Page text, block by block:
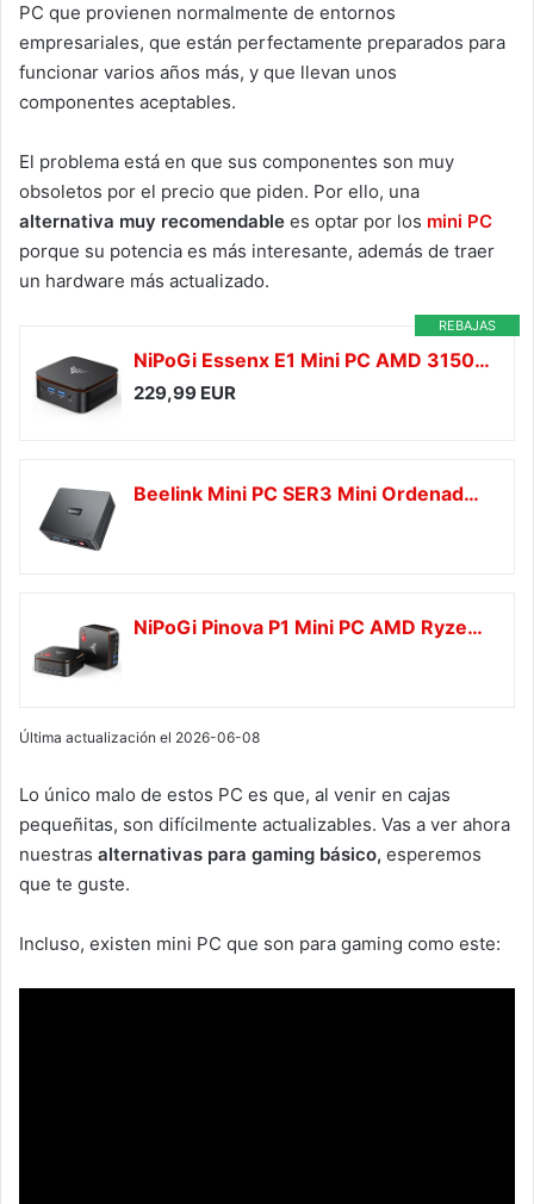
PC que provienen normalmente de entornos
empresariales, que están perfectamente preparados para
funcionar varios años más, y que llevan unos
componentes aceptables.
El problema está en que sus componentes son muy
obsoletos por el precio que piden. Por ello, una
alternativa muy recomendable es optar por los mini PC
porque su potencia es más interesante, además de traer
un hardware más actualizado.
REBAJAS
NiPoGi Essenx E1 Mini PC AMD 3150U W-11 Pro(hasta 3,3GHz), 8GB DDR4 256GB SSD Mini Ordenadores, 4K@60Hz Dual Pantalla HDMI +DP, Wi-Fi 5/BT 4.2/LAN/15W, Micro PC para Escuela/Negocios/Hogar
229,99 EUR
Beelink Mini PC SER3 Mini Ordenador de Sobremesa con AMD Ryzen 3 3200U (2C/4T, hasta 3,5 GHz), 8GB SO-DIMM DDR4 + 500GB M.2 PCIe3.0x4 SSD, Soporte 4K HD/BT 5.0/Wi-Fi 5/1000Mbps LAN/Dual HDMI
NiPoGi Pinova P1 Mini PC AMD Ryzen 4300U W-11 Pro(Defeat N97/N150,hasta 3,7GHz),16GB DDR4 1TB SSD Mini Ordenadores,4K@60Hz Triple Display HDMI+Type-C+DP,Wi-Fi 5/BT 4.2,Micro PC para Escuela/Negocios
Última actualización el 2026-06-08
Lo único malo de estos PC es que, al venir en cajas
pequeñitas, son difícilmente actualizables. Vas a ver ahora
nuestras alternativas para gaming básico, esperemos
que te guste.
Incluso, existen mini PC que son para gaming como este: